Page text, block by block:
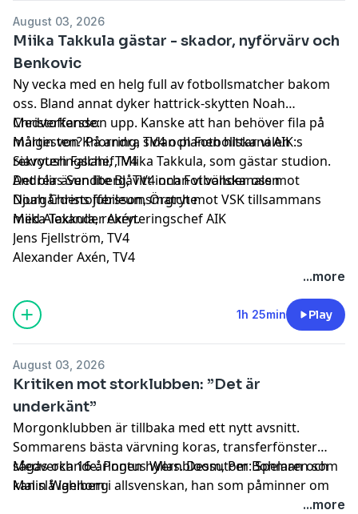
August 03, 2026
Miika Takkula gästar - skador, nyförvärv och
Benkovic
Ny vecka med en helg full av fotbollsmatcher bakom
oss. Bland annat dyker hattrick-skytten Noah
Christoffersson upp. Kanske att han behöver fila på
målgesten? På andra sidan planen hittar vi AIK:s
rekryteringschef, Miika Takkula, som gästar studion.
Det blir även lite Blåvitt innan vi vänder oss mot
Djurgårdens jubileumsmatch mot VSK tillsammans
med Alexander Axén.
Medverkande:
Martin von Knorring, TV4 och Fotbollskanalen
Siavoush Fallahi, TV4
Andréas Sundberg, TV4 och Fotbollskanalen
Noah Christoffersson, Örgryte
Miika Takkula, rekryteringschef AIK
Jens Fjellström, TV4
Alexander Axén, TV4
...more
1h 25min Play
August 03, 2026
Kritiken mot storklubben: ”Det är
underkänt”
Morgonklubben är tillbaka med ett nytt avsnitt.
Sommarens bästa värvning koras, transferfönster
sågas och 16-åringen hyllas. Dessutom: Spelaren som
kan slå igenom i allsvenskan, han som påminner om
Haaland och vilken spelare kan egentligen mäta sig
Medverkande: Pontus Wernbloom, Per Bohman och
Malin Wahlberg
...more